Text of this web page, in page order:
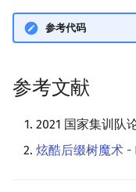
参考代码
参考文献
2021 国家集训队
炫酷后缀树魔术